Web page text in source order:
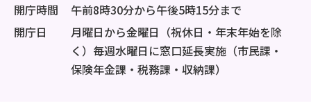
開庁時間
午前8時30分から午後5時15分まで
開庁日
月曜日から金曜日（祝休日・年末年始を除
く）毎週水曜日に窓口延長実施（市民課・
保険年金課・税務課・収納課）